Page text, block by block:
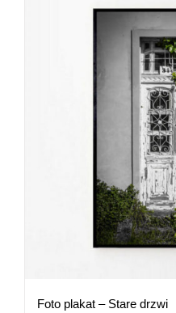
Foto plakat – Stare drzwi